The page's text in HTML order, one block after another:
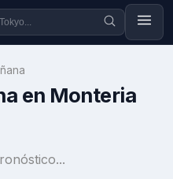
en Monteria